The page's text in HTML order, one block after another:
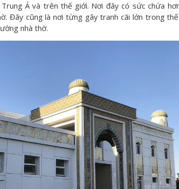
Á và trên thế giới. Nơi đây có sức chứa
Đây cũng là nơi từng gây tranh cãi lớn trong
nhà thờ.